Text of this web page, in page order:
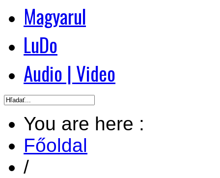
Magyarul
LuDo
Audio | Video
You are here :
Főoldal
/